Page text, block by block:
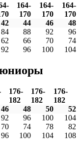
164-
170
164-
170
164-
170
42 44 46
48
84 88 92
96
62 66 70
74
92 96 100 104
176-
182
176-
182
176-
182
46 48 50
52
92 96 100
104
70 74 78
82
96 100 104 108